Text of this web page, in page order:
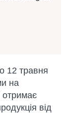
12 травня
на
отримає
від